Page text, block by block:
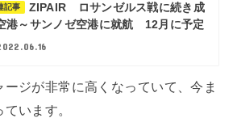
記事
ZIPAIR ロサンゼルス戦に続き成
港～サンノゼ空港に就航 12月に予定
ジが非常に高くなっていて、今ま
います。